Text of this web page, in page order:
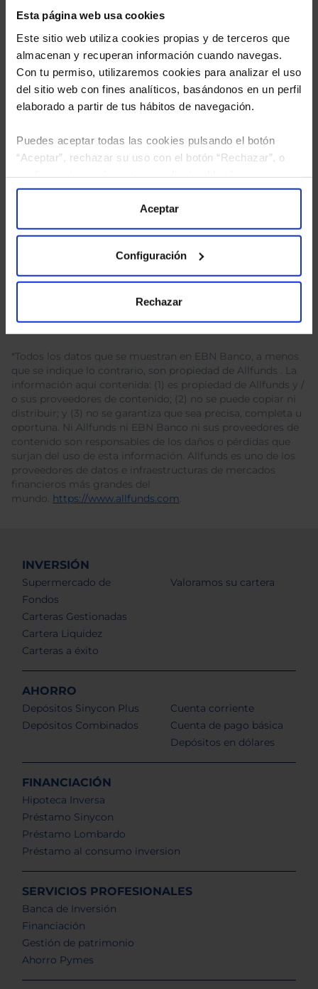
Esta página web usa cookies
Este sitio web utiliza cookies propias y de terceros que
almacenan y recuperan información cuando navegas.
Con tu permiso, utilizaremos cookies para analizar el uso
del sitio web con fines analíticos, basándonos en un perfil
elaborado a partir de tus hábitos de navegación.
Puedes aceptar todas las cookies pulsando el botón
“Aceptar”, rechazar su uso con el botón “Rechazar”, o
“Configuración”. Consulta nuestraPolítica
para más información.
Aceptar
Configuración
Rechazar
He leídola política de privacidady consiento el
*Todos los datos que se muestran en EBN Banco, a menos
que se indique lo contrario, son propiedad de Allfunds . La
información aquí contenida: (1) es propiedad de Allfunds y /
o sus proveedores de contenido; (2) no se puede copiar ni
distribuir; y (3) no se garantiza que sea precisa, completa u
oportuna. Ni Allfunds ni EBN Banco ni sus proveedores de
contenido son responsables de los daños o pérdidas que
surjan del uso de esta información. Allfunds es uno de los
proveedores de datos e infraestructuras de mercados
financieros más grandes del
mundo. https://www.allfunds.com.
INVERSIÓN
Supermercado de
Fondos
Carteras Gestionadas
Cartera Liquidez
Carteras a éxito
Valoramos su cartera
AHORRO
Depósitos Sinycon Plus
Depósitos Combinados
Cuenta corriente
Cuenta de pago básica
Depósitos en dólares
FINANCIACIÓN
Hipoteca Inversa
Préstamo Sinycon
Préstamo Lombardo
Préstamo al consumo inversion
SERVICIOS PROFESIONALES
Banca de Inversión
Financiación
Gestión de patrimonio
Ahorro Pymes